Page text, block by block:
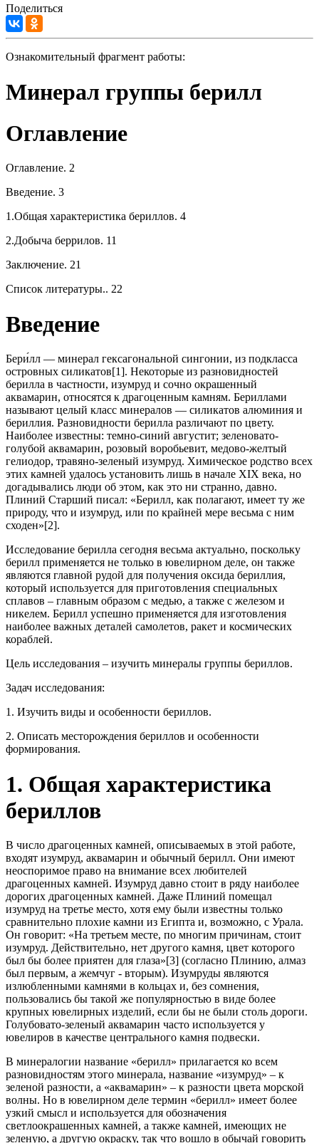
Поделиться
Ознакомительный фрагмент работы:
Минерал группы берилл
Оглавление
Оглавление. 2
Введение. 3
1.Общая характеристика бериллов. 4
2.Добыча беррилов. 11
Заключение. 21
Список литературы.. 22
Введение
Бери́лл — минерал гексагональной сингонии, из подкласса
островных силикатов[1]. Некоторые из разновидностей
берилла в частности, изумруд и сочно окрашенный
аквамарин, относятся к драгоценным камням. Бериллами
называют целый класс минералов — силикатов алюминия и
бериллия. Разновидности берилла различают по цвету.
Наиболее известны: темно-синий августит; зеленовато-
голубой аквамарин, розовый воробьевит, медово-желтый
гелиодор, травяно-зеленый изумруд. Химическое родство всех
этих камней удалось установить лишь в начале XIX века, но
догадывались люди об этом, как это ни странно, давно.
Плиний Старший писал: «Берилл, как полагают, имеет ту же
природу, что и изумруд, или по крайней мере весьма с ним
сходен»[2].
Исследование берилла сегодня весьма актуально, поскольку
берилл применяется не только в ювелирном деле, он также
являются главной рудой для получения оксида бериллия,
который используется для приготовления специальных
сплавов – главным образом с медью, а также с железом и
никелем. Берилл успешно применяется для изготовления
наиболее важных деталей самолетов, ракет и космических
кораблей.
Цель исследования – изучить минералы группы бериллов.
Задач исследования:
1. Изучить виды и особенности бериллов.
2. Описать месторождения бериллов и особенности
формирования.
1. Общая характеристика
бериллов
В число драгоценных камней, описываемых в этой работе,
входят изумруд, аквамарин и обычный берилл. Они имеют
неоспоримое право на внимание всех любителей
драгоценных камней. Изумруд давно стоит в ряду наиболее
дорогих драгоценных камней. Даже Плиний помещал
изумруд на третье место, хотя ему были известны только
сравнительно плохие камни из Египта и, возможно, с Урала.
Он говорит: «На третьем месте, по многим причинам, стоит
изумруд. Действительно, нет другого камня, цвет которого
был бы более приятен для глаза»[3] (согласно Плинию, алмаз
был первым, а жемчуг - вторым). Изумруды являются
излюбленными камнями в кольцах и, без сомнения,
пользовались бы такой же популярностью в виде более
крупных ювелирных изделий, если бы не были столь дороги.
Голубовато-зеленый аквамарин часто используется у
ювелиров в качестве центрального камня подвески.
В минералогии название «берилл» прилагается ко всем
разновидностям этого минерала, название «изумруд» – к
зеленой разности, а «аквамарин» – к разности цвета морской
волны. Но в ювелирном деле термин «берилл» имеет более
узкий смысл и используется для обозначения
светлоокрашенных камней, а также камней, имеющих не
зеленую, а другую окраску, так что вошло в обычай говорить